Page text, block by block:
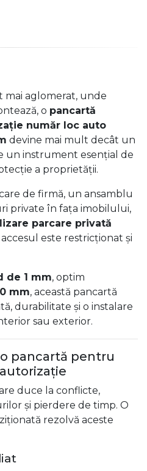
aglomerat, unde
o pancartă
număr loc auto
devine mai mult decât un
un instrument esențial de
a proprietății.
de firmă, un ansamblu
private în fața imobilului,
parcare privată
este restricționat și
de 1 mm, optim
mm, această pancartă
durabilitate și o instalare
sau exterior.
pancartă pentru
duce la conflicte,
și pierdere de timp. O
rezolvă aceste